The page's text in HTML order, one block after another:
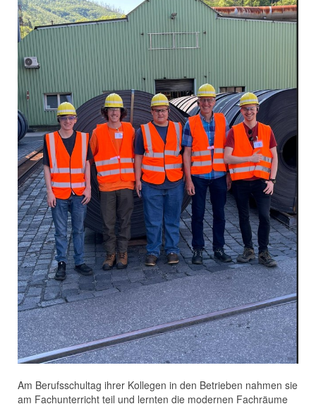
Am Berufsschultag ihrer Kollegen in den Betrieben nahmen sie
am Fachunterricht teil und lernten die modernen Fachräume